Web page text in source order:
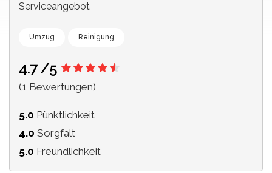
Serviceangebot
Umzug Reinigung
4.7/5
(1 Bewertungen)
5.0 Pünktlichkeit
4.0 Sorgfalt
5.0 Freundlichkeit